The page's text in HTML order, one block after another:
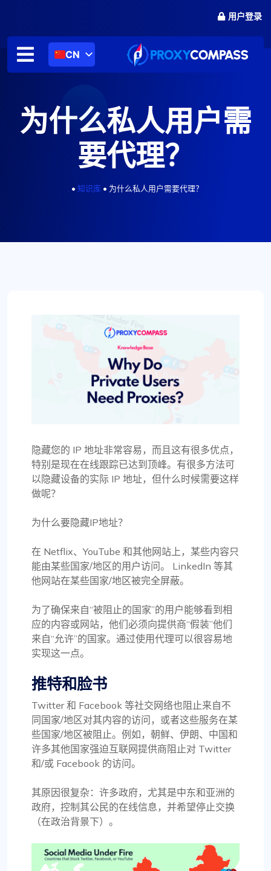
内
用户登录
CN
为什么私人用户需
要代理？
• 知识库 • 为什么私人用户需要代理？
隐藏您的 IP 地址非常容易，而且这有很多优点，
特别是现在在线跟踪已达到顶峰。有很多方法可
以隐藏设备的实际 IP 地址，但什么时候需要这样
做呢？
为什么要隐藏IP地址？
在 Netflix、YouTube 和其他网站上，某些内容只
能由某些国家/地区的用户访问。 LinkedIn 等其
他网站在某些国家/地区被完全屏蔽。
为了确保来自“被阻止的国家”的用户能够看到相
应的内容或网站，他们必须向提供商“假装”他们
来自“允许”的国家。通过使用代理可以很容易地
实现这一点。
推特和脸书
Twitter 和 Facebook 等社交网络也阻止来自不
同国家/地区对其内容的访问，或者这些服务在某
些国家/地区被阻止。例如，朝鲜、伊朗、中国和
许多其他国家强迫互联网提供商阻止对 Twitter
和/或 Facebook 的访问。
其原因很复杂：许多政府，尤其是中东和亚洲的
政府，控制其公民的在线信息，并希望停止交换
（在政治背景下）。